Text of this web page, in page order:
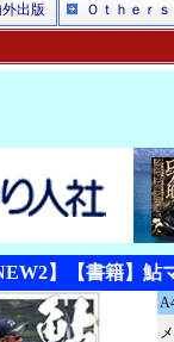
外出版 Ｏｔｈｅｒ
】【書籍】鮎